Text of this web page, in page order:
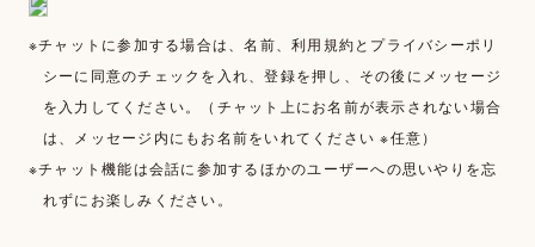
※チャットに参加する場合は、名前、利用規約とプライバシーポリ
シーに同意のチェックを入れ、登録を押し、その後にメッセージ
を入力してください。（チャット上にお名前が表示されない場合
は、メッセージ内にもお名前をいれてください ※任意）
※チャット機能は会話に参加するほかのユーザーへの思いやりを忘
れずにお楽しみください。